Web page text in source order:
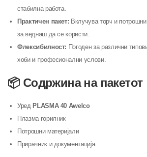
стабилна работа.
Практичен пакет: Вклучува торч и
за веднаш да се користи.
Флексибилност: Погоден за различни
хоби и професионални услови.
📦 Содржина на пакетот
Уред PLASMA 40 Awelco
Плазма горилник
Потрошни материјали
Прирачник и документација